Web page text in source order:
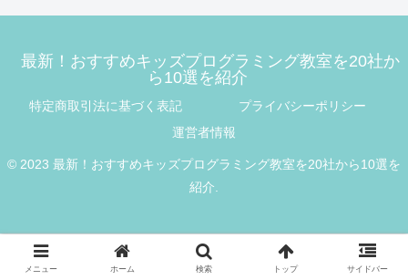
最新！おすすめキッズプログラミング教室を20社か
ら10選を紹介
特定商取引法に基づく表記
プライバシーポリシー
運営者情報
© 2023 最新！おすすめキッズプログラミング教室を20社から10選を
紹介.
メニュー ホーム 検索 トップ サイドバー